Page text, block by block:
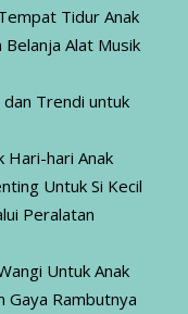
Tidur Anak
Belanja Alat Musik
dan Trendi untuk
Hari-hari Anak
Untuk Si Kecil
Peralatan
Untuk Anak
Gaya Rambutnya